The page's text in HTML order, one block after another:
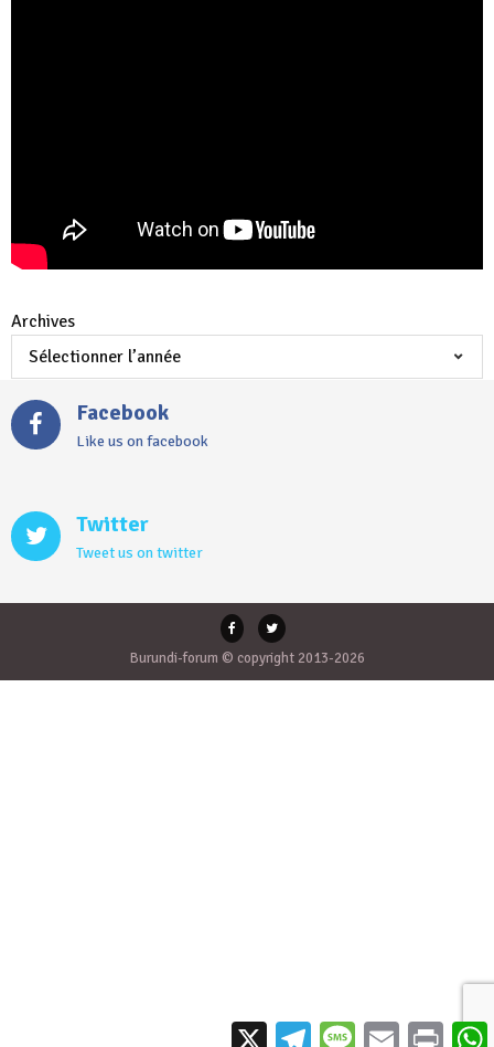
Archives
Facebook
Like us on facebook
Twitter
Tweet us on twitter
Burundi-forum © copyright 2013-2026
X TelegramMessageEmail Print